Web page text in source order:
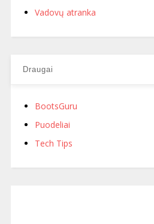
Vadovų atranka
Draugai
BootsGuru
Puodeliai
Tech Tips